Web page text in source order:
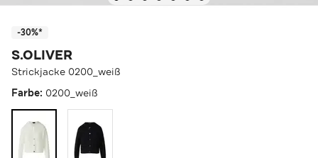
-30%*
S.OLIVER
Strickjacke 0200_weiß
Farbe: 0200_weiß